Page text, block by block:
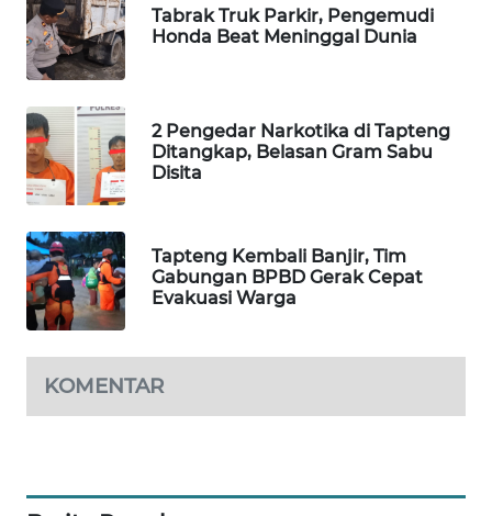
Tabrak Truk Parkir, Pengemudi
Honda Beat Meninggal Dunia
2 Pengedar Narkotika di Tapteng
Ditangkap, Belasan Gram Sabu
Disita
Tapteng Kembali Banjir, Tim
Gabungan BPBD Gerak Cepat
Evakuasi Warga
KOMENTAR
SIDIKALANG
NEWS
NEWS
METRO
SIANTAR
METRO
MEDAN
NEWS
METRO
NEWS